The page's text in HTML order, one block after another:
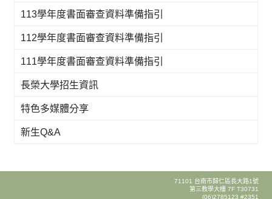
113學年度書面審查資料準備指引
112學年度書面審查資料準備指引
111學年度書面審查資料準備指引
長榮大學招生資訊
特色多媒體分享
新生Q&A
71101 台南市歸仁區長大路1號
第三教學大樓 7F T30731
(06)2785123 #2351